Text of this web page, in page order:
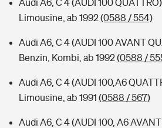
Audi A6, C 4 (AUDI 100
Limousine, ab 1992(0588 / 554)
Audi A6, C 4 (AUDI 100 AVANT
Benzin, Kombi, ab 1992(0588 /
Audi A6, C 4 (AUDI 100,A6
Limousine, ab 1991 (0588 / 567)
Audi A6, C 4 (AUDI 100, A6